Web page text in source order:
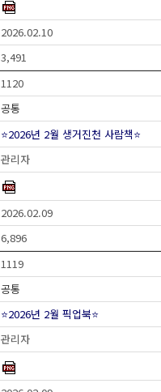
2026.02.10
3,491
1120
공통
⭐2026년 2월 생거진천 사람책⭐
관리자
2026.02.09
6,896
1119
공통
⭐2026년 2월 픽업북⭐
관리자